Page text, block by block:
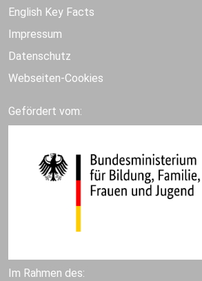
English Key Facts
Impressum
Datenschutz
Webseiten-Cookies
Gefördert vom:
Im Rahmen des: